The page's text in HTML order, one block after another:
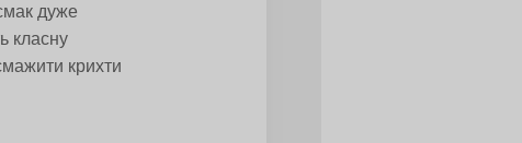
дуже
класну
крихти